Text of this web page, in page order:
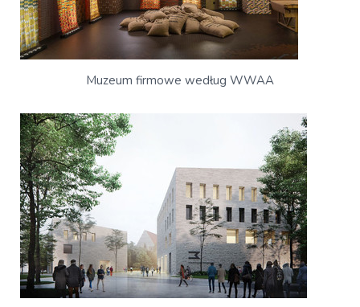
Muzeum firmowe według WWAA